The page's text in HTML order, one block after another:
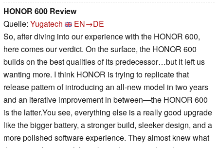
HONOR 600 Review
Quelle: Yugatech
EN→DE
So, after diving into our experience with the HONOR 600,
here comes our verdict. On the surface, the HONOR 600
builds on the best qualities of its predecessor…but it left us
wanting more. I think HONOR is trying to replicate that
release pattern of introducing an all-new model in two years
and an iterative improvement in between—the HONOR 600
is the latter.You see, everything else is a really good upgrade
like the bigger battery, a stronger build, sleeker design, and a
more polished software experience. They almost knew what